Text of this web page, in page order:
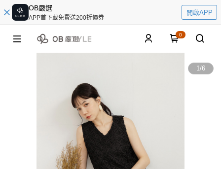
OB嚴選
APP首下載免費送200折價券
開啟APP
0
1/6